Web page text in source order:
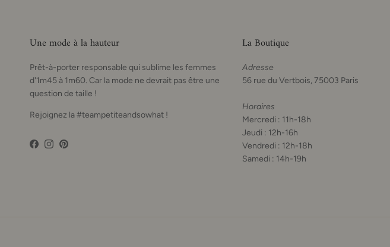
Une mode à la hauteur
Prêt-à-porter responsable qui sublime les femmes
d'1m45 à 1m60. Car la mode ne devrait pas être une
question de taille !
Rejoignez la #teampetiteandsowhat !
Facebook
Instagram
Pinterest
La Boutique
Adresse
56 rue du Vertbois, 75003 Paris
Horaires
Mercredi : 11h-18h
Jeudi : 12h-16h
Vendredi : 12h-18h
Samedi : 14h-19h